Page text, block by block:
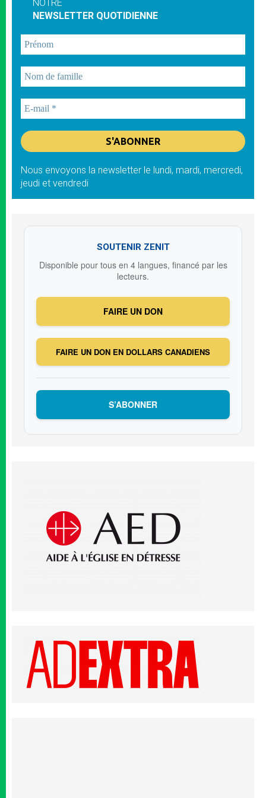
NOTRE
NEWSLETTER QUOTIDIENNE
Nous envoyons la newsletter le lundi, mardi, mercredi,
jeudi et vendredi
SOUTENIR ZENIT
Disponible pour tous en 4 langues, financé par les
lecteurs.
FAIRE UN DON
FAIRE UN DON EN DOLLARS CANADIENS
S’ABONNER